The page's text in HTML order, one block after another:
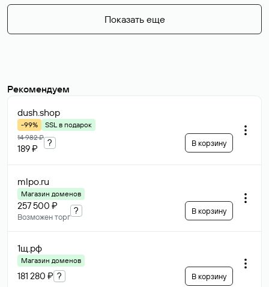
Показать еще
Рекомендуем
dush.shop
-99%
SSL в подарок
14 982 ₽
189 ₽
? В корзину
mlpo.ru
Магазин доменов
257 500 ₽
Возможен торг
? В корзину
1щ.рф
Магазин доменов
181 280 ₽ ? В корзину